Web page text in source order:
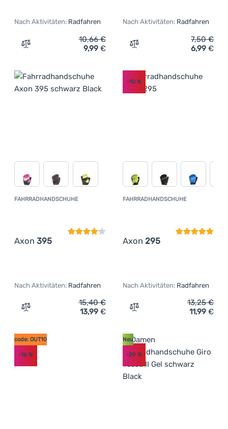
Nach Aktivitäten: Radfahren
Zum Vergleich 'Fahrradhandschuhe Axon 270'
10,66€
9,99 €
Nach Aktivitäten: Radfahren
Zum Vergleich
7,50€
6,99 €
FAHRRADHANDSCHUHE
Axon 395
Kundenbewertung
Nach Aktivitäten: Radfahren
Zum Vergleich 'Fahrradhandschuhe Axon 395'
15,40€
13,99 €
FAHRRADHANDSCHUHE
Axon 295
-10%
Nach Aktivitäten: Radfahren
Zum Vergleich
13,25€
11,99 €
code: OUT10
-16 %
Neu
-29%